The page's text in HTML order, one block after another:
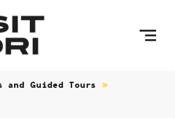
and Guided Tours